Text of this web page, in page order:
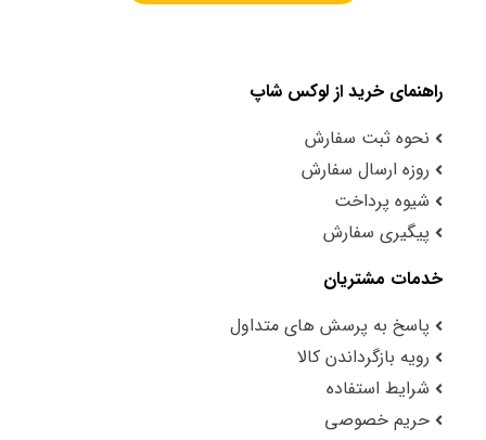
راهنمای خرید از لوکس شاپ
نحوه ثبت سفارش
روزه ارسال سفارش
شیوه پرداخت
پیگیری سفارش
خدمات مشتریان
پاسخ به پرسش های متداول
رویه بازگرداندن کالا
شرایط استفاده
حریم خصوصی